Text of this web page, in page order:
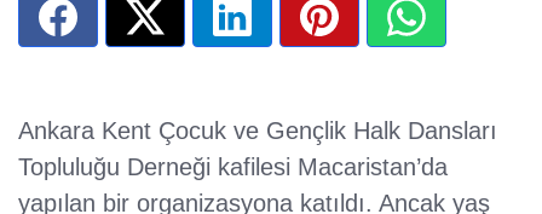
Ankara Kent Çocuk ve Gençlik Halk Dansları
Topluluğu Derneği kafilesi Macaristan’da
yapılan bir organizasyona katıldı. Ancak yaş